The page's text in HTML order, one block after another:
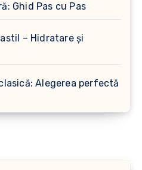
Ghid Pas cu Pas
– Hidratare și
Alegerea perfectă